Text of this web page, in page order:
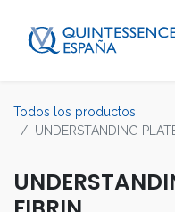
Todos los productos
UNDERSTANDING